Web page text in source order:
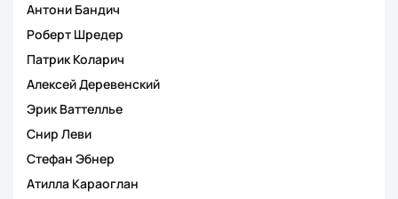
Антони Бандич
Роберт Шредер
Патрик Коларич
Алексей Деревенский
Эрик Ваттеллье
Снир Леви
Стефан Эбнер
Атилла Караоглан